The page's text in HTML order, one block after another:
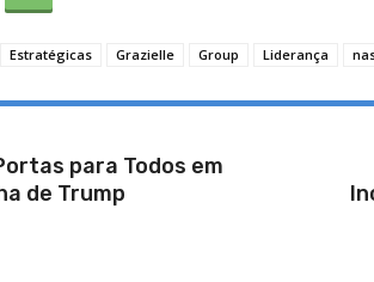
Estratégicas Grazielle Group Liderança
para Todos em
de Trump